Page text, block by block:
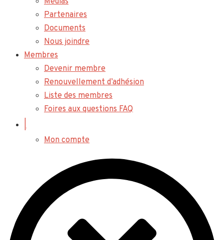
Partenaires
Documents
Nous joindre
Membres
Devenir membre
Renouvellement d’adhésion
Liste des membres
Foires aux questions FAQ
|
Mon compte